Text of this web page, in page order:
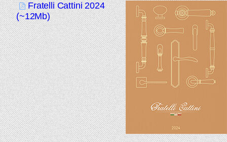
Fratelli Cattini 2024
(~12Mb)